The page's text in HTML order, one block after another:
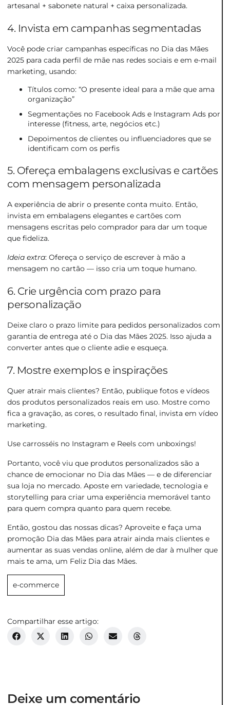
artesanal + sabonete natural + caixa personalizada.
4. Invista em campanhas segmentadas
Você pode criar campanhas específicas no Dia das Mães
2025 para cada perfil de mãe nas redes sociais e em e-mail
marketing, usando:
Títulos como: “O presente ideal para a mãe que ama
organização”
Segmentações no Facebook Ads e Instagram Ads por
interesse (fitness, arte, negócios etc.)
Depoimentos de clientes ou influenciadores que se
identificam com os perfis
5. Ofereça embalagens exclusivas e cartões
com mensagem personalizada
A experiência de abrir o presente conta muito. Então,
invista em embalagens elegantes e cartões com
mensagens escritas pelo comprador para dar um toque
que fideliza.
Ideia extra: Ofereça o serviço de escrever à mão a
mensagem no cartão — isso cria um toque humano.
6. Crie urgência com prazo para
personalização
Deixe claro o prazo limite para pedidos personalizados com
garantia de entrega até o Dia das Mães 2025. Isso ajuda a
converter antes que o cliente adie e esqueça.
7. Mostre exemplos e inspirações
Quer atrair mais clientes? Então, publique fotos e vídeos
dos produtos personalizados reais em uso. Mostre como
fica a gravação, as cores, o resultado final, invista em vídeo
marketing.
Use carrosséis no Instagram e Reels com unboxings!
Portanto, você viu que produtos personalizados são a
chance de emocionar no Dia das Mães — e de diferenciar
sua loja no mercado. Aposte em variedade, tecnologia e
storytelling para criar uma experiência memorável tanto
para quem compra quanto para quem recebe.
Então, gostou das nossas dicas? Aproveite e faça uma
promoção Dia das Mães para atrair ainda mais clientes e
aumentar as suas vendas online, além de dar à mulher que
mais te ama, um Feliz Dia das Mães.
e-commerce
Compartilhar esse artigo:
Deixe um comentário